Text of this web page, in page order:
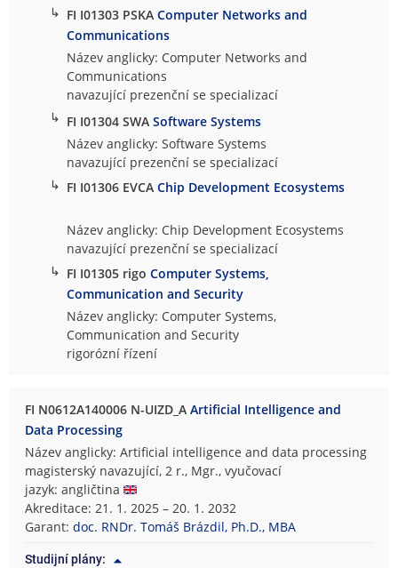
↳ FI I01303 PSKAComputer Networks and
Communications
Název anglicky: Computer Networks and
Communications
navazující prezenční se specializací
↳ FI I01304 SWASoftware Systems
Název anglicky: Software Systems
navazující prezenční se specializací
↳ FI I01306 EVCAChip Development Ecosystems
Název anglicky: Chip Development Ecosystems
navazující prezenční se specializací
↳ FI I01305 rigoComputer Systems,
Communication and Security
Název anglicky: Computer Systems,
Communication and Security
rigorózní řízení
FI N0612A140006 N-UIZD_AArtificial Intelligence and
Data Processing
Název anglicky: Artificial intelligence and data processing
magisterský navazující, 2 r., Mgr., vyučovací
jazyk: angličtina
Akreditace: 21. 1. 2025 – 20. 1. 2032
Garant:doc. RNDr. Tomáš Brázdil, Ph.D., MBA
Studijní plány: